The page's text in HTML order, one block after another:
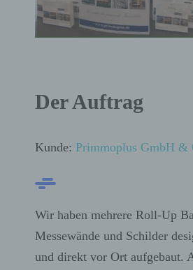
Der Auftrag
Kunde: Primmoplus GmbH &
Wir haben mehrere Roll-Up
Messewände und Schilder
und direkt vor Ort aufgebaut.